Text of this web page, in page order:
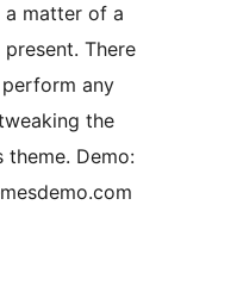
matter of a
There
any
the
Demo: